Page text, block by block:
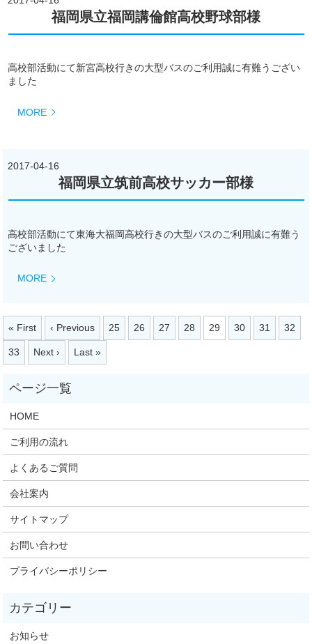
福岡県立福岡講倫館高校野球部様
高校部活動にて新宮高校行きの大型バスのご利用誠に有難うござい
ました
MORE
2017-04-16
福岡県立筑前高校サッカー部様
高校部活動にて東海大福岡高校行きの大型バスのご利用誠に有難う
ございました
MORE
« First ‹ Previous 25 26 27 28 29 30 31 32
33 Next › Last »
HOME
ご利用の流れ
よくあるご質問
会社案内
サイトマップ
お問い合わせ
プライバシーポリシー
お知らせ